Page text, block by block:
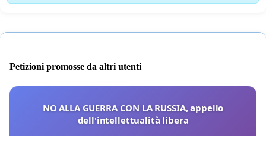
Petizioni promosse da altri utenti
NO ALLA GUERRA CON LA RUSSIA, appello
dell'intellettualità libera